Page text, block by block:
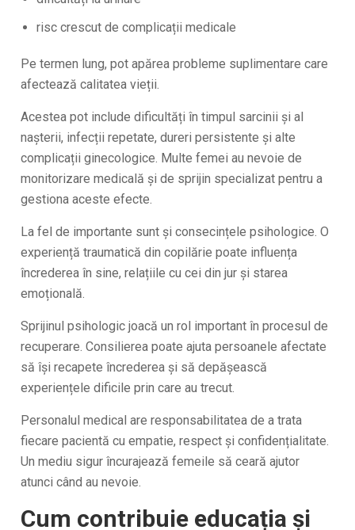
risc crescut de complicații medicale
Pe termen lung, pot apărea probleme suplimentare care
afectează calitatea vieții.
Acestea pot include dificultăți în timpul sarcinii și al
nașterii, infecții repetate, dureri persistente și alte
complicații ginecologice. Multe femei au nevoie de
monitorizare medicală și de sprijin specializat pentru a
gestiona aceste efecte.
La fel de importante sunt și consecințele psihologice. O
experiență traumatică din copilărie poate influența
încrederea în sine, relațiile cu cei din jur și starea
emoțională.
Sprijinul psihologic joacă un rol important în procesul de
recuperare. Consilierea poate ajuta persoanele afectate
să își recapete încrederea și să depășească
experiențele dificile prin care au trecut.
Personalul medical are responsabilitatea de a trata
fiecare pacientă cu empatie, respect și confidențialitate.
Un mediu sigur încurajează femeile să ceară ajutor
atunci când au nevoie.
Cum contribuie educația și